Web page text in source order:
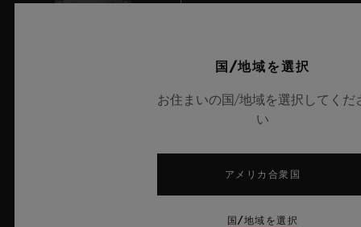
UEFAチャンピオンズリーグ公式タイムキーパー
国/地域を選択
お住まいの国/地域を選択してくだ
い
アメリカ合衆国
国/地域を選択